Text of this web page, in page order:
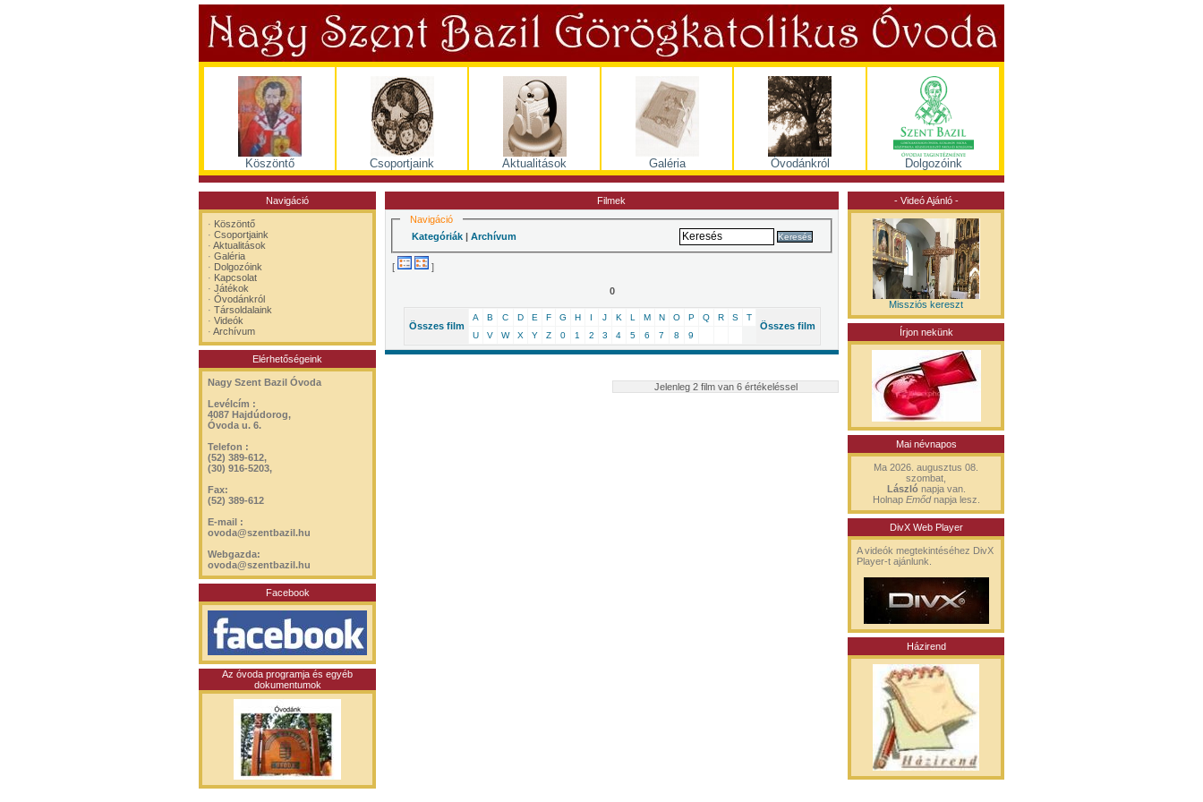
Köszöntő Csoportjaink Aktualitások Galéria Óvodánkról Dolgozóink
Navigáció
· Köszöntő
· Csoportjaink
· Aktualitások
· Galéria
· Dolgozóink
· Kapcsolat
· Játékok
· Óvodánkról
· Társoldalaink
· Videók
· Archívum
Elérhetőségeink
Nagy Szent Bazil Óvoda
Levélcím :
4087 Hajdúdorog,
Óvoda u. 6.
Telefon :
(52) 389-612,
(30) 916-5203,
Fax:
(52) 389-612
E-mail :
ovoda@szentbazil.hu
Webgazda:
ovoda@szentbazil.hu
Facebook
Az óvoda programja és egyéb
dokumentumok
Filmek
Navigáció
Kategóriák| Archívum Keresés
[ ]
0
Összes film
A B C D E F G H I J K L M N O P Q R S T
Összes film
U V W X Y Z 0 1 2 3 4 5 6 7 8 9
Jelenleg 2 film van 6 értékeléssel
- Videó Ajánló -
Missziós kereszt
Írjon nekünk
Mai névnapos
Ma 2026. augusztus 08.
szombat,
Lászlónapja van.
Holnap Emődnapja lesz.
DivX Web Player
A videók megtekintéséhez DivX
Player-t ajánlunk.
Házirend